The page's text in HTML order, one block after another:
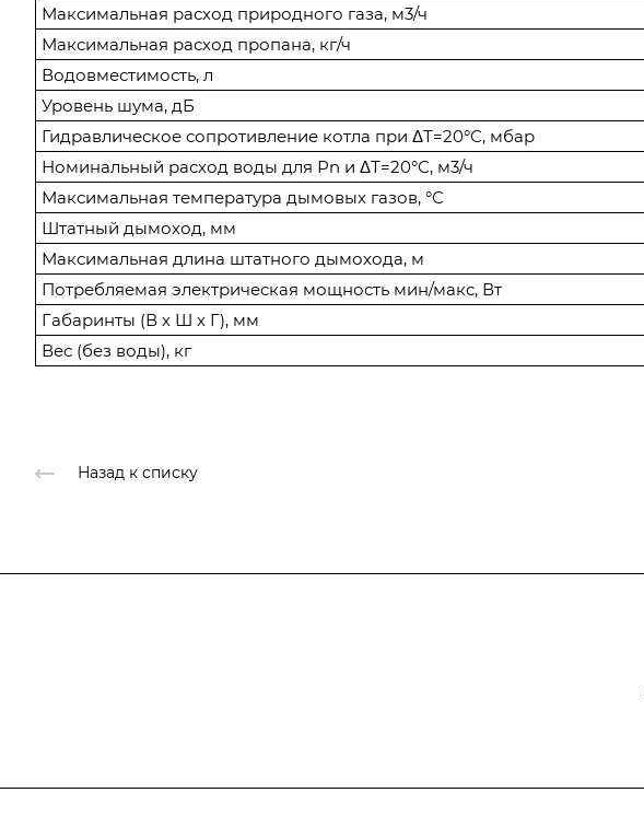
Максимальная расход природного газа, м3/ч
Максимальная расход пропана, кг/ч
Водовместимость, л
Уровень шума, дБ
Гидравлическое сопротивление котла при ΔТ=20°С, мбар
Номинальный расход воды для Рn и ΔТ=20°С, м3/ч
Максимальная температура дымовых газов, °С
Штатный дымоход, мм
Максимальная длина штатного дымохода, м
Потребляемая электрическая мощность мин/макс, Вт
Габаринты (В х Ш х Г), мм
Вес (без воды), кг
Назад к списку